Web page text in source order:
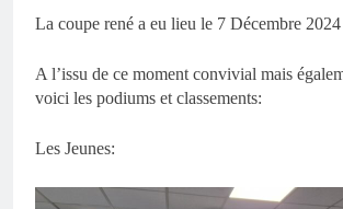
La coupe rené a eu lieu le 7 Décembre
A l’issu de ce moment convivial mais
voici les podiums et classements:
Les Jeunes: